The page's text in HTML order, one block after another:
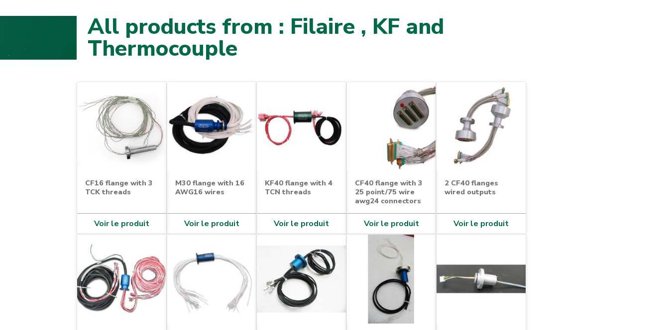
All products from : Filaire , KF and
Thermocouple
CF16 flange with 3
TCK threads
Voir le produit
M30 flange with 16
AWG16 wires
Voir le produit
KF40 flange with 4
TCN threads
Voir le produit
CF40 flange with 3
25 point/75 wire
awg24 connectors
Voir le produit
2 CF40 flanges
wired outputs
Voir le produit